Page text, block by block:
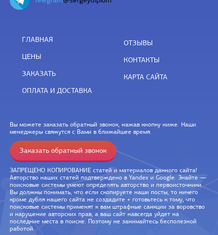
ГЛАВНАЯ
ЦЕНЫ
ЗАКАЗАТЬ
ОПЛАТА И ДОСТАВКА
ОТЗЫВЫ
КОНТАКТЫ
КАРТА САЙТА
Вы можете заказать обратный звонок, нажав кнопку ниже. Наши
менеджеры свяжутся с Вами в ближайшее время.
Заказать обратный звонок
ЗАПРЕЩЕНО КОПИРОВАНИЕ статей и материалов данного сайта!
Авторство наших статей подтверждено в Yandex и Google. Знайте —
поисковые системы умеют определять авторство и первоисточники.
Вы должны понимать, что если скопируете наши посты, то ничего
кроме дубля нашего сайта не создадите + готовьтесь к тому, что
поисковые системы применят к вам штрафные санкции за воровство
и нарушение авторских прав, а ваш сайт навсегда уйдет на
последние места в поиске. Поэтому не занимайтесь бесполезной
работой.